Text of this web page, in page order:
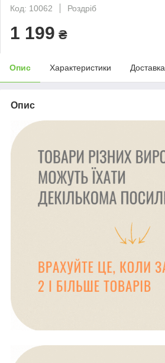
Код: 10062
Роздріб
1 199 ₴
Опис Характеристики Доставка
Опис